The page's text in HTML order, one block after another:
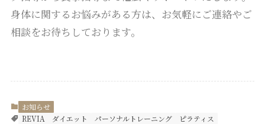
身体に関するお悩みがある方は、お気軽にご連絡やご
相談をお待ちしております。
お知らせ
REVIA
ダイエット パーソナルトレーニング
ピラティス